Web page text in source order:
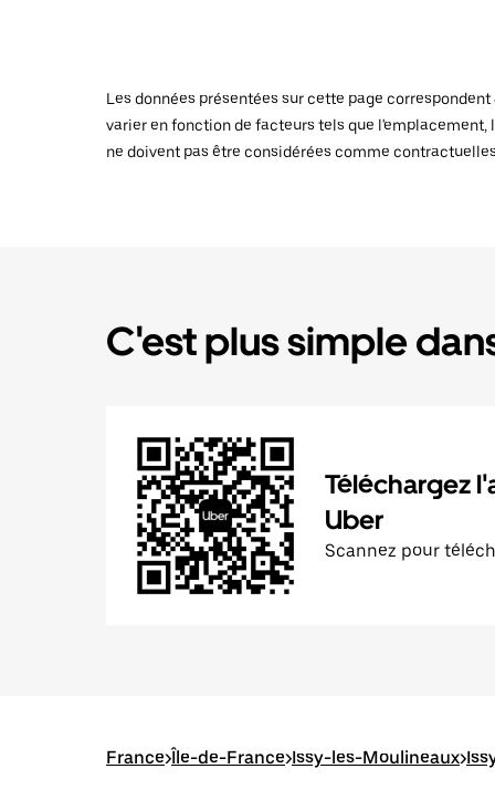
Les données présentées sur cette page
varier en fonction de facteurs tels que
ne doivent pas être considérées comme
C'est plus simple
Téléchargez
Uber
Scannez pour
France>Île-de-France>Issy-les-Moulineaux>